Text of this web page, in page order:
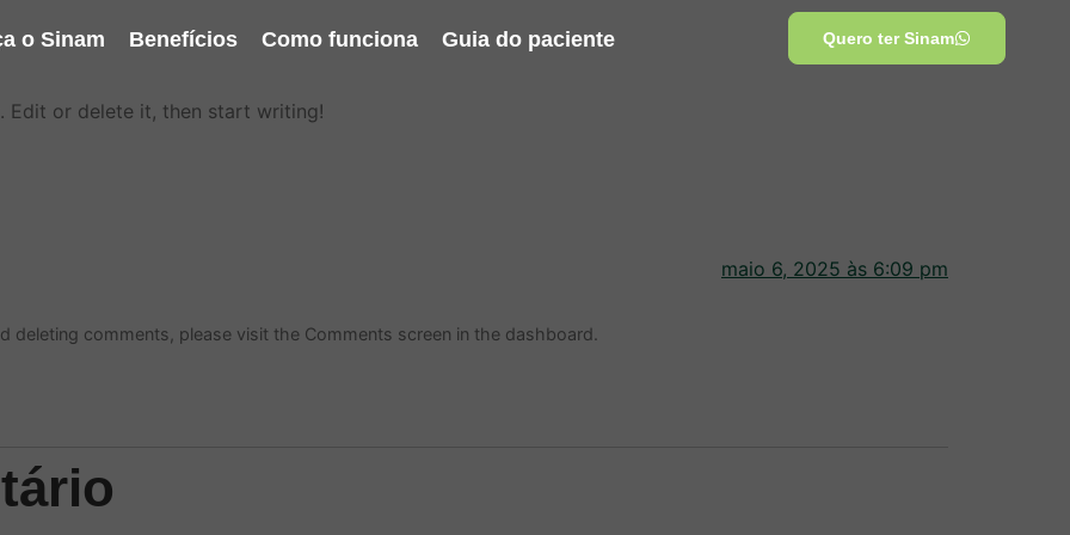
o Sinam Benefícios Como funciona Guia do paciente Quero ter Sinam
Edit or delete it, then start writing!
maio 6, 2025 às 6:09 pm
deleting comments, please visit the Comments screen in the dashboard.